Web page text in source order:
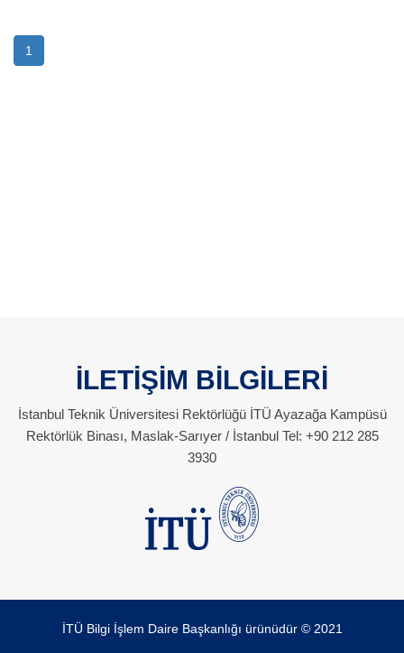
1
İLETİŞİM BİLGİLERİ
İstanbul Teknik Üniversitesi Rektörlüğü İTÜ Ayazağa Kampüsü
Rektörlük Binası, Maslak-Sarıyer / İstanbul Tel: +90 212 285
3930
İTÜ Bilgi İşlem Daire Başkanlığı ürünüdür © 2021